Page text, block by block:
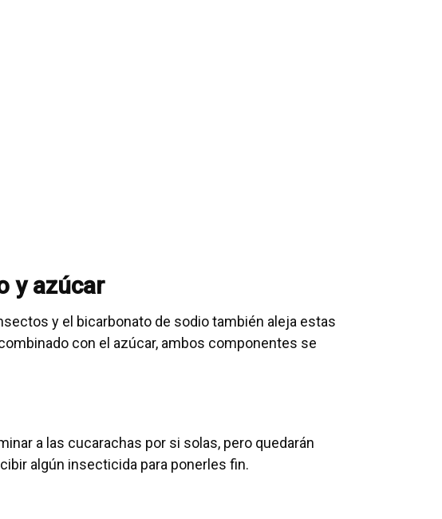
y azúcar
y el bicarbonato de sodio también aleja estas
con el azúcar, ambos componentes se
a las cucarachas por si solas, pero quedarán
algún insecticida para ponerles fin.